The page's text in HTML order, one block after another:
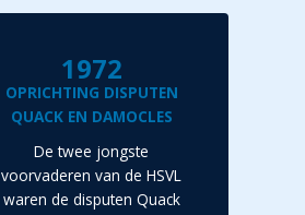
1972
OPRICHTING DISPUTEN
QUACK EN DAMOCLES
De twee jongste
voorvaderen van de HSVL
waren de disputen Quack